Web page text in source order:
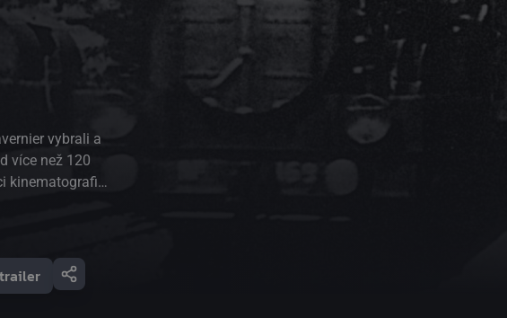
vybrali a
více než 120
kinematografie.
o kulturním a
díla
efektech.